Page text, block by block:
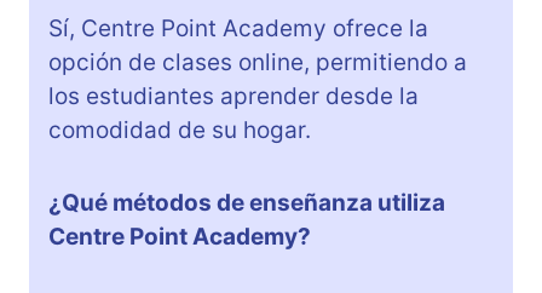
Sí, Centre Point Academy ofrece la
opción de clases online, permitiendo a
los estudiantes aprender desde la
comodidad de su hogar.
¿Qué métodos de enseñanza utiliza
Centre Point Academy?